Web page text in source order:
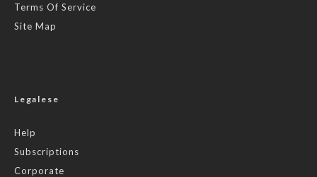
Terms Of Service
Site Map
Legalese
Help
Subscriptions
Corporate